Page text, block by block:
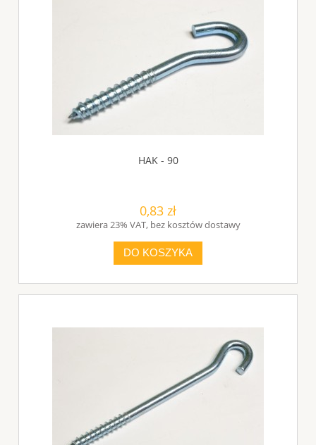
HAK - 90
0,83 zł
zawiera 23% VAT, bez kosztów dostawy
DO KOSZYKA